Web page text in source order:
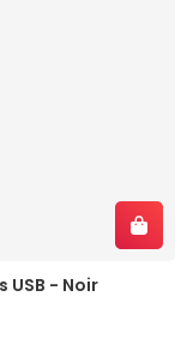
USB - Noir